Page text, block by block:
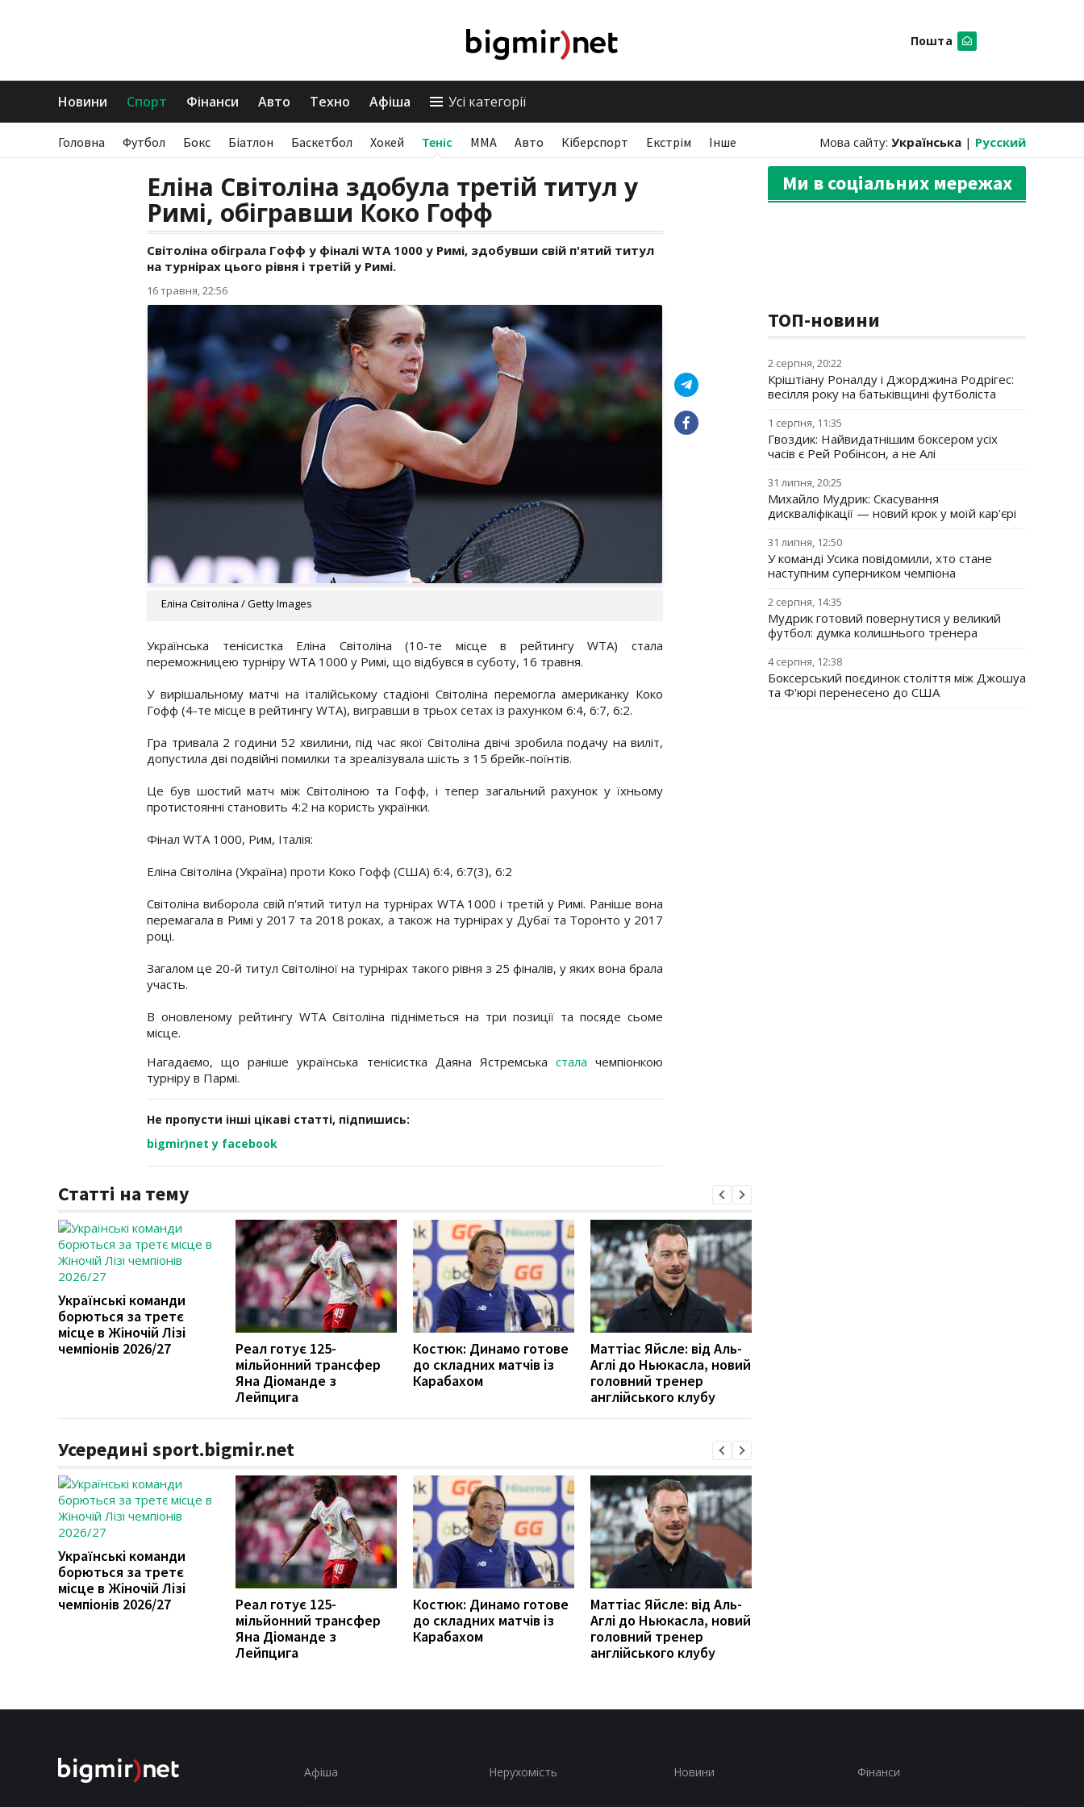
Пошта
Новини Спорт Фінанси Авто Техно Афіша Усі категорії
Головна Футбол Бокс Біатлон Баскетбол Хокей Теніс ММА Авто Кіберспорт Екстрім Інше Мова сайту: Українська | Русский
Еліна Світоліна здобула третій титул у
Римі, обігравши Коко Гофф
Світоліна обіграла Гофф у фіналі WTA 1000 у Римі, здобувши свій п'ятий титул
на турнірах цього рівня і третій у Римі.
16 травня, 22:56
Еліна Світоліна / Getty Images
Українська тенісистка Еліна Світоліна (10-те місце в рейтингу WTA) стала
переможницею турніру WTA 1000 у Римі, що відбувся в суботу, 16 травня.
У вирішальному матчі на італійському стадіоні Світоліна перемогла американку Коко
Гофф (4-те місце в рейтингу WTA), вигравши в трьох сетах із рахунком 6:4, 6:7, 6:2.
Гра тривала 2 години 52 хвилини, під час якої Світоліна двічі зробила подачу на виліт,
допустила дві подвійні помилки та зреалізувала шість з 15 брейк-поїнтів.
Це був шостий матч між Світоліною та Гофф, і тепер загальний рахунок у їхньому
протистоянні становить 4:2 на користь українки.
Фінал WTA 1000, Рим, Італія:
Еліна Світоліна (Україна) проти Коко Гофф (США) 6:4, 6:7(3), 6:2
Світоліна виборола свій п'ятий титул на турнірах WTA 1000 і третій у Римі. Раніше вона
перемагала в Римі у 2017 та 2018 роках, а також на турнірах у Дубаї та Торонто у 2017
році.
Загалом це 20-й титул Світоліної на турнірах такого рівня з 25 фіналів, у яких вона брала
участь.
В оновленому рейтингу WTA Світоліна підніметься на три позиції та посяде сьоме
місце.
Нагадаємо, що раніше українська тенісистка Даяна Ястремська стала чемпіонкою
турніру в Пармі.
Не пропусти інші цікаві статті, підпишись:
bigmir)net у facebook
Статті на тему
Українські команди
борються за третє
місце в Жіночій Лізі
чемпіонів 2026/27
Реал готує 125-
мільйонний трансфер
Яна Діоманде з
Лейпцига
Костюк: Динамо готове
до складних матчів із
Карабахом
Маттіас Яйсле: від Аль-
Аглі до Ньюкасла, новий
головний тренер
англійського клубу
Усередині sport.bigmir.net
Українські команди
борються за третє
місце в Жіночій Лізі
чемпіонів 2026/27
Реал готує 125-
мільйонний трансфер
Яна Діоманде з
Лейпцига
Костюк: Динамо готове
до складних матчів із
Карабахом
Маттіас Яйсле: від Аль-
Аглі до Ньюкасла, новий
головний тренер
англійського клубу
Ми в соціальних мережах
ТОП-новини
2 серпня, 20:22
Кріштіану Роналду і Джорджина Родрігес:
весілля року на батьківщині футболіста
1 серпня, 11:35
Гвоздик: Найвидатнішим боксером усіх
часів є Рей Робінсон, а не Алі
31 липня, 20:25
Михайло Мудрик: Скасування
дискваліфікації — новий крок у моїй кар'єрі
31 липня, 12:50
У команді Усика повідомили, хто стане
наступним суперником чемпіона
2 серпня, 14:35
Мудрик готовий повернутися у великий
футбол: думка колишнього тренера
4 серпня, 12:38
Боксерський поєдинок століття між Джошуа
та Ф'юрі перенесено до США
Афіша Нерухомість Новини Фінанси